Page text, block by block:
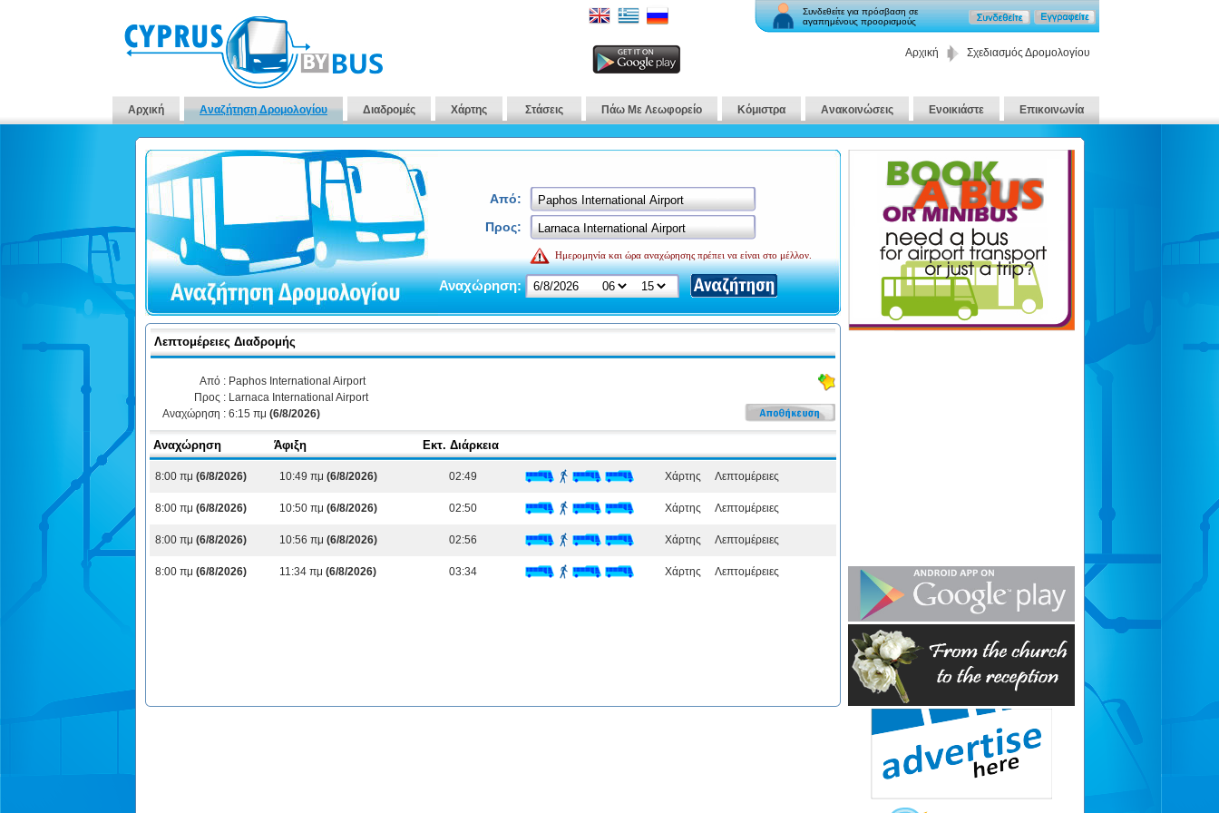
Συνδεθείτε για πρόσβαση σε
αγαπημένους προορισμούς
Αρχική Σχεδιασμός Δρομολογίου
Αρχική Αναζήτηση Δρομολογίου Διαδρομές Χάρτης Στάσεις Πάω Με Λεωφορείο Κόμιστρα Ανακοινώσεις Ενοικιάστε Επικοινωνία
Από:
Προς:
Ημερομηνία και ώρα αναχώρησης πρέπει να είναι στο μέλλον.
Αναχώρηση:
Λεπτομέρειες Διαδρομής
Από : Paphos International Airport
Προς : Larnaca International Airport
Αναχώρηση : 6:15 πμ (6/8/2026)
Αναχώρηση Άφιξη Εκτ. Διάρκεια
8:00 πμ (6/8/2026) 10:49 πμ (6/8/2026) 02:49 Χάρτης Λεπτομέρειες
8:00 πμ (6/8/2026) 10:50 πμ (6/8/2026) 02:50 Χάρτης Λεπτομέρειες
8:00 πμ (6/8/2026) 10:56 πμ (6/8/2026) 02:56 Χάρτης Λεπτομέρειες
8:00 πμ (6/8/2026) 11:34 πμ (6/8/2026) 03:34 Χάρτης Λεπτομέρειες